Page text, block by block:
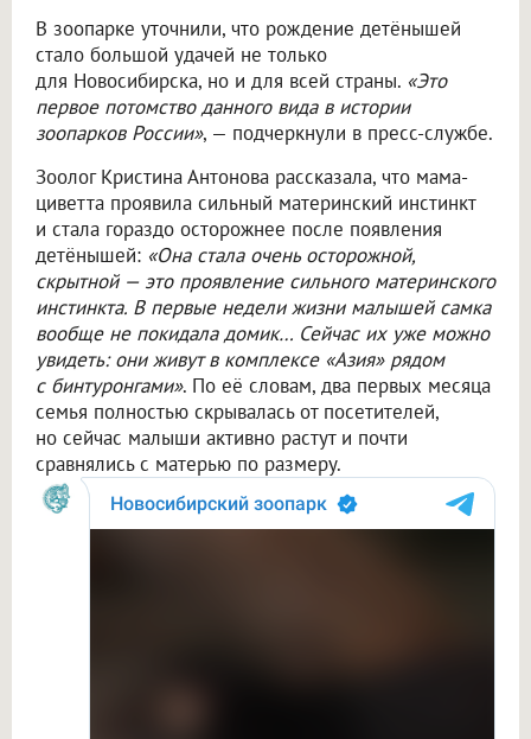
В зоопарке уточнили, что рождение детёнышей
стало большой удачей не только
для Новосибирска, но и для всей страны. «Это
первое потомство данного вида в истории
зоопарков России», — подчеркнули в пресс-службе.
Зоолог Кристина Антонова рассказала, что мама-
циветта проявила сильный материнский инстинкт
и стала гораздо осторожнее после появления
детёнышей: «Она стала очень осторожной,
скрытной — это проявление сильного материнского
инстинкта. В первые недели жизни малышей самка
вообще не покидала домик… Сейчас их уже можно
увидеть: они живут в комплексе «Азия» рядом
с бинтуронгами». По её словам, два первых месяца
семья полностью скрывалась от посетителей,
но сейчас малыши активно растут и почти
сравнялись с матерью по размеру.